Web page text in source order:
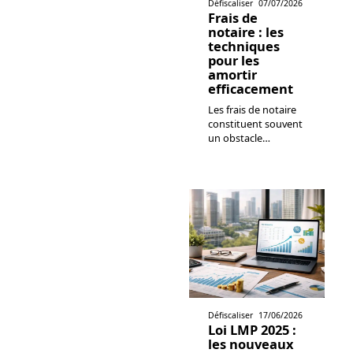
Défiscaliser 07/07/2026
Frais de
notaire : les
techniques
pour les
amortir
efficacement
Les frais de notaire
constituent souvent
un obstacle…
Défiscaliser 17/06/2026
Loi LMP 2025 :
les nouveaux